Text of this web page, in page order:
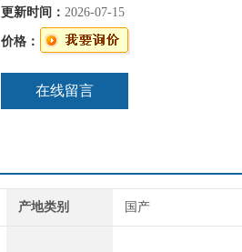
更新时间： 2026-07-15
价格：
在线留言
产地类别 国产